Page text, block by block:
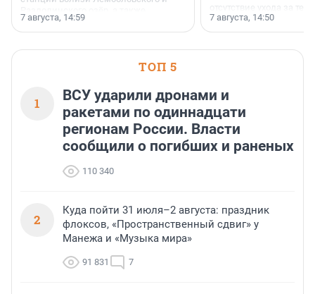
недалеко от Большого Тосненского
водопада.
7 августа, 14:59
отсутствие ухода за
сделали своё дело.
7 августа, 14:50
ТОП 5
1
ВСУ ударили дронами и
ракетами по одиннадцати
регионам России. Власти
сообщили о погибших и раненых
110 340
2
Куда пойти 31 июля–2 августа: праздник
флоксов, «Пространственный сдвиг» у
Манежа и «Музыка мира»
91 831 7